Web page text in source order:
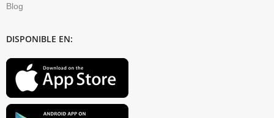
Blog
DISPONIBLE EN: